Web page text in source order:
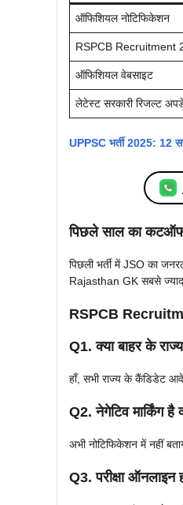
ऑफिशियल नोटिफिकेशन
RSPCB Recruitment
ऑफिशियल वेबसाइट
लेटेस्ट सरकारी रिजल्ट
UPPSC भर्ती 2025: 12
पिछले साल का
पिछली भर्ती में JSO का
Rajasthan GK सबसे
RSPCB
Q1. क्या बाहर के
हाँ, सभी राज्य के कैंडिडेट
Q2. नेगेटिव मार्किंग है
अभी नोटिफिकेशन में नहीं
Q3. परीक्षा ऑनलाइन